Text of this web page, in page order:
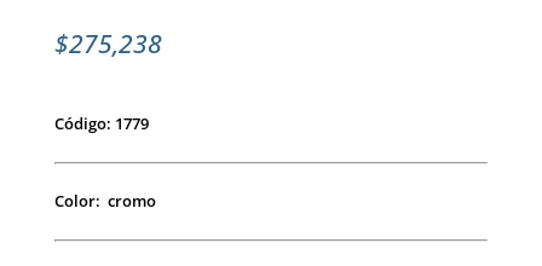
$275,238
Código: 1779
Color: cromo